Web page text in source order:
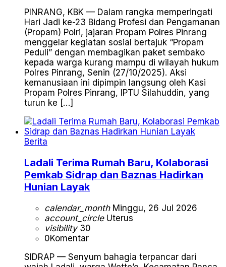
PINRANG, KBK — Dalam rangka memperingati
Hari Jadi ke-23 Bidang Profesi dan Pengamanan
(Propam) Polri, jajaran Propam Polres Pinrang
menggelar kegiatan sosial bertajuk “Propam
Peduli” dengan membagikan paket sembako
kepada warga kurang mampu di wilayah hukum
Polres Pinrang, Senin (27/10/2025). Aksi
kemanusiaan ini dipimpin langsung oleh Kasi
Propam Polres Pinrang, IPTU Silahuddin, yang
turun ke […]
Berita
Ladali Terima Rumah Baru, Kolaborasi
Pemkab Sidrap dan Baznas Hadirkan
Hunian Layak
calendar_monthMinggu, 26 Jul 2026
account_circleUterus
visibility30
0Komentar
SIDRAP — Senyum bahagia terpancar dari